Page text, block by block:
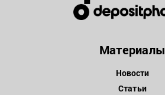
Материалы
Новости
Статьи